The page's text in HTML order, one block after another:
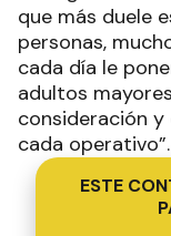
que más duele
personas,
cada día le
adultos
consideración
cada
ESTE